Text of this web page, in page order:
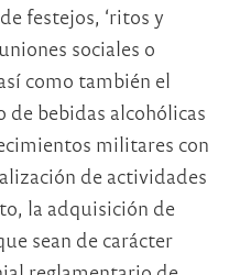
festejos, ‘ritos y
sociales o
como también el
de bebidas alcohólicas
militares con
de actividades
la adquisición de
sean de carácter